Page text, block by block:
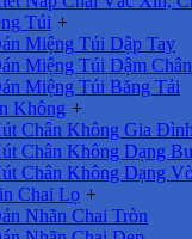
Túi +
Miệng Túi Dập Tay
Miệng Túi Dậm Chân
Miệng Túi Băng Tải
Không +
Chân Không Gia
Chân Không Dạng
Chân Không Dạng
Chai Lọ +
Nhãn Chai Tròn